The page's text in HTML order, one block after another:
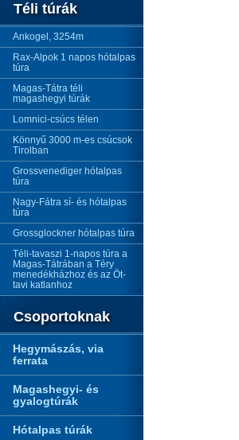
Téli túrák
Ankogel, 3254m
Rax-Alpok 1 napos hótalpas
túra
Magas-Tátra téli
magashegyi túrák
Lomnici-csúcs télen
Könnyű 3000 m-es csúcsok
Tirolban
Grossvenediger hótalpas
túra
Nagy-Fátra sí- és hótalpas
túra
Grossglockner hótalpas túra
Téli-tavaszi 1-napos túra a
Magas-Tátrában a Téry
menedékházhoz és az Öt-
tavi katlanhoz
Csoportoknak
Hegymászás, via
ferrata
Magashegyi- és
gyalogtúrák
Hótalpas túrák